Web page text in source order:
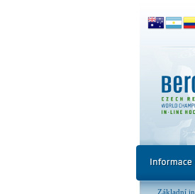
Základní